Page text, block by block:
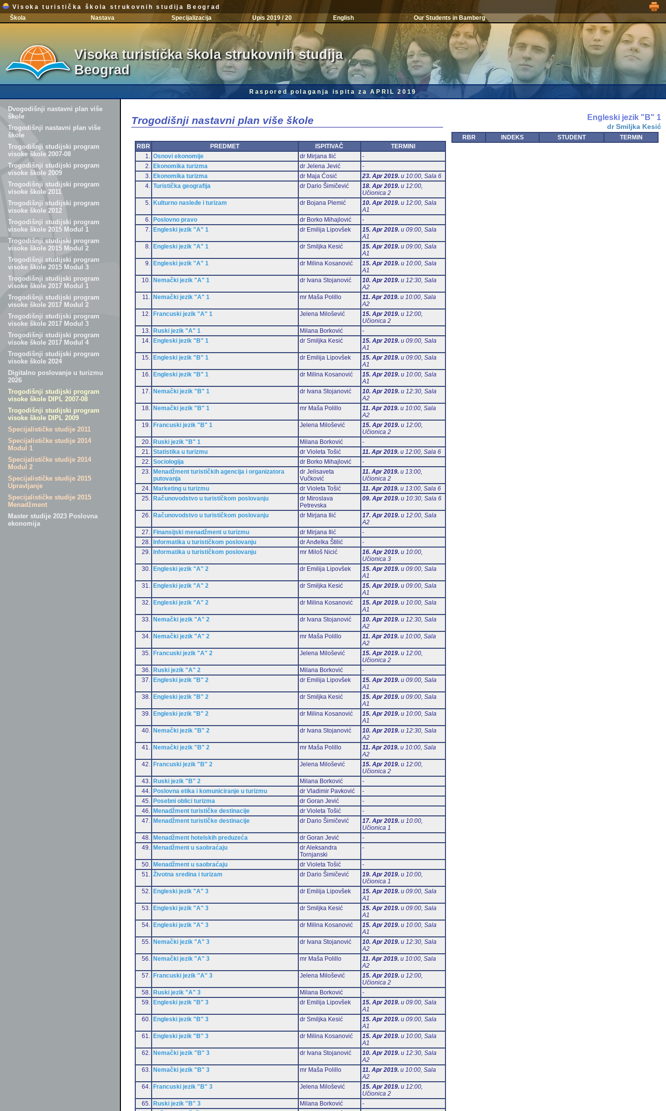
Visoka turistička škola strukovnih studija Beograd
Škola
Nastava Specijalizacija Upis 2019 / 20 English Our Students in Bamberg
Visoka turistička škola strukovnih studija
Beograd
Raspored polaganja ispita za APRIL 2019
Dvogodišnji nastavni plan više
škole
Trogodišnji nastavni plan više
škole
Trogodišnji studijski program
visoke škole 2007-08
Trogodišnji studijski program
visoke škole 2009
Trogodišnji studijski program
visoke škole 2011
Trogodišnji studijski program
visoke škole 2012
Trogodišnji studijski program
visoke škole 2015 Modul 1
Trogodišnji studijski program
visoke škole 2015 Modul 2
Trogodišnji studijski program
visoke škole 2015 Modul 3
Trogodišnji studijski program
visoke škole 2017 Modul 1
Trogodišnji studijski program
visoke škole 2017 Modul 2
Trogodišnji studijski program
visoke škole 2017 Modul 3
Trogodišnji studijski program
visoke škole 2017 Modul 4
Trogodišnji studijski program
visoke škole 2024
Digitalno poslovanje u turizmu
2026
Trogodišnji studijski program
visoke škole DIPL 2007-08
Trogodišnji studijski program
visoke škole DIPL 2009
Specijalističke studije 2011
Specijalističke studije 2014
Modul 1
Specijalističke studije 2014
Modul 2
Specijalističke studije 2015
Upravljanje
Specijalističke studije 2015
Menadžment
Master studije 2023 Poslovna
ekonomija
Trogodišnji nastavni plan više škole
RBR PREDMET ISPITIVAČ
TERMINI
1.
Osnovi ekonomije dr Mirjana Ilić
-
2.
Ekonomika turizma dr Jelena Jević
-
3.
Ekonomika turizma dr Maja Ćosić 23. Apr 2019.u 10:00, Sala 6
4.
Turistička geografija dr Dario Šimičević 18. Apr 2019.u 12:00,
Učionica 2
5.
Kulturno nasleđe i turizam dr Bojana Plemić 10. Apr 2019.u 12:00, Sala
А1
6.
Poslovno pravo dr Borko Mihajlović
-
7.
Engleski jezik "A" 1 dr Emilija Lipovšek 15. Apr 2019.u 09:00, Sala
А1
8.
Engleski jezik "A" 1 dr Smiljka Kesić 15. Apr 2019.u 09:00, Sala
А1
9.
Engleski jezik "A" 1 dr Milina Kosanović 15. Apr 2019.u 10:00, Sala
А1
10.
Nemački jezik "A" 1 dr Ivana Stojanović 10. Apr 2019.u 12:30, Sala
А2
11.
Nemački jezik "A" 1 mr Maša Polillo 11. Apr 2019.u 10:00, Sala
А2
12.
Francuski jezik "A" 1 Jelena Milošević 15. Apr 2019.u 12:00,
Učionica 2
13.
Ruski jezik "A" 1 Milana Borković
-
14.
Engleski jezik "B" 1 dr Smiljka Kesić 15. Apr 2019.u 09:00, Sala
А1
15.
Engleski jezik "B" 1 dr Emilija Lipovšek 15. Apr 2019.u 09:00, Sala
А1
16.
Engleski jezik "B" 1 dr Milina Kosanović 15. Apr 2019.u 10:00, Sala
А1
17.
Nemački jezik "B" 1 dr Ivana Stojanović 10. Apr 2019.u 12:30, Sala
А2
18.
Nemački jezik "B" 1 mr Maša Polillo 11. Apr 2019.u 10:00, Sala
А2
19.
Francuski jezik "B" 1 Jelena Milošević 15. Apr 2019.u 12:00,
Učionica 2
20.
Ruski jezik "B" 1 Milana Borković
-
21.
Statistika u turizmu dr Violeta Tošić 11. Apr 2019.u 12:00, Sala 6
22.
Sociologija dr Borko Mihajlović
-
23.
Menadžment turističkih agencija i organizatora
putovanja
dr Jelisaveta
Vučković
11. Apr 2019.u 13:00,
Učionica 2
24.
Marketing u turizmu dr Violeta Tošić 11. Apr 2019.u 13:00, Sala 6
25.
Računovodstvo u turističkom poslovanju
dr Miroslava
Petrevska
09. Apr 2019.u 10:30, Sala 6
26. Računovodstvo u turističkom poslovanju dr Mirjana Ilić 17. Apr 2019.u 12:00, Sala
А2
27.
Finansijski menadžment u turizmu dr Mirjana Ilić
-
28.
Informatika u turističkom poslovanju dr Anđelka Štilić
-
29.
Informatika u turističkom poslovanju mr Miloš Nicić 16. Apr 2019.u 10:00,
Učionica 3
30.
Engleski jezik "A" 2 dr Emilija Lipovšek 15. Apr 2019.u 09:00, Sala
А1
31.
Engleski jezik "A" 2 dr Smiljka Kesić 15. Apr 2019.u 09:00, Sala
А1
32.
Engleski jezik "A" 2 dr Milina Kosanović 15. Apr 2019.u 10:00, Sala
А1
33.
Nemački jezik "A" 2 dr Ivana Stojanović 10. Apr 2019.u 12:30, Sala
А2
34.
Nemački jezik "A" 2 mr Maša Polillo 11. Apr 2019.u 10:00, Sala
А2
35.
Francuski jezik "A" 2 Jelena Milošević 15. Apr 2019.u 12:00,
Učionica 2
36.
Ruski jezik "A" 2 Milana Borković
-
37.
Engleski jezik "B" 2 dr Emilija Lipovšek 15. Apr 2019.u 09:00, Sala
А1
38.
Engleski jezik "B" 2 dr Smiljka Kesić 15. Apr 2019.u 09:00, Sala
А1
39.
Engleski jezik "B" 2 dr Milina Kosanović 15. Apr 2019.u 10:00, Sala
А1
40.
Nemački jezik "B" 2 dr Ivana Stojanović 10. Apr 2019.u 12:30, Sala
А2
41.
Nemački jezik "B" 2 mr Maša Polillo 11. Apr 2019.u 10:00, Sala
А2
42.
Francuski jezik "B" 2 Jelena Milošević 15. Apr 2019.u 12:00,
Učionica 2
43.
Ruski jezik "B" 2 Milana Borković
-
44.
Poslovna etika i komuniciranje u turizmu dr Vladimir Pavković
-
45.
Posebni oblici turizma dr Goran Jević
-
46.
Menadžment turističke destinacije dr Violeta Tošić
-
47.
Menadžment turističke destinacije dr Dario Šimičević 17. Apr 2019.u 10:00,
Učionica 1
48.
Menadžment hotelskih preduzeća dr Goran Jević
-
49.
Menadžment u saobraćaju
dr Aleksandra
Tornjanski
-
50. Menadžment u saobraćaju dr Violeta Tošić
-
51.
Životna sredina i turizam dr Dario Šimičević 19. Apr 2019.u 10:00,
Učionica 1
52.
Engleski jezik "A" 3 dr Emilija Lipovšek 15. Apr 2019.u 09:00, Sala
А1
53.
Engleski jezik "A" 3 dr Smiljka Kesić 15. Apr 2019.u 09:00, Sala
А1
54.
Engleski jezik "A" 3 dr Milina Kosanović 15. Apr 2019.u 10:00, Sala
А1
55.
Nemački jezik "A" 3 dr Ivana Stojanović 10. Apr 2019.u 12:30, Sala
А2
56.
Nemački jezik "A" 3 mr Maša Polillo 11. Apr 2019.u 10:00, Sala
А2
57.
Francuski jezik "A" 3 Jelena Milošević 15. Apr 2019.u 12:00,
Učionica 2
58.
Ruski jezik "A" 3 Milana Borković
-
59.
Engleski jezik "B" 3 dr Emilija Lipovšek 15. Apr 2019.u 09:00, Sala
А1
60.
Engleski jezik "B" 3 dr Smiljka Kesić 15. Apr 2019.u 09:00, Sala
А1
61.
Engleski jezik "B" 3 dr Milina Kosanović 15. Apr 2019.u 10:00, Sala
А1
62.
Nemački jezik "B" 3 dr Ivana Stojanović 10. Apr 2019.u 12:30, Sala
А2
63.
Nemački jezik "B" 3 mr Maša Polillo 11. Apr 2019.u 10:00, Sala
А2
64.
Francuski jezik "B" 3 Jelena Milošević 15. Apr 2019.u 12:00,
Učionica 2
65.
Ruski jezik "B" 3 Milana Borković
-
Engleski jezik "B" 1
dr Smiljka Kesić
RBR INDEKS STUDENT TERMIN